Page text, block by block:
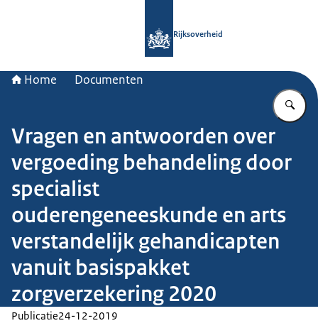
Rijksoverheid
Home Documenten
Vragen en antwoorden over
vergoeding behandeling door
specialist
ouderengeneeskunde en arts
verstandelijk gehandicapten
vanuit basispakket
zorgverzekering 2020
Publicatie24-12-2019